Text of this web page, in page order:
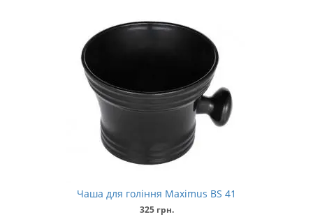
Чаша для гоління Maximus BS 41
325 грн.